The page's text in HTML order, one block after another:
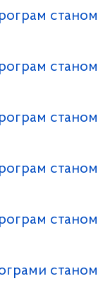
станом
станом
станом
станом
станом
станом